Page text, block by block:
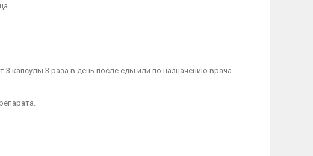
капсулы 3 раза в день после еды или по назначению врача.